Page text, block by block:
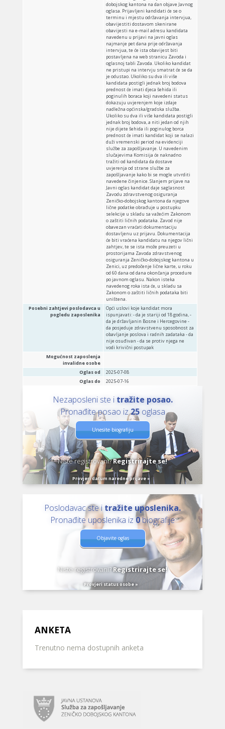
dobojskog kantona na dan objave Javnog
oglasa. Prijavljeni kandidati će se o
terminu i mjestu održavanja intervjua,
obavijestiti dostavom skenirane
obavijesti na e-mail adresu kandidata
navedenu u prijavi na javni oglas
najmanje pet dana prije održavanja
intervjua, te će ista obavijest biti
postavljena na web stranicu Zavoda i
oglasnoj tabli Zavoda. Ukoliko kandidat
ne pristupi na intervju smatrat će se da
je odustao. Ukoliko su dva ili više
kandidata postigli jednak broj bodova
prednost će imati djeca šehida ili
poginulih boraca koji navedeni status
dokazuju uvjerenjem koje izdaje
nadležna općinska/gradska služba.
Ukoliko su dva ili više kandidata postigli
jednak broj bodova, a niti jedan od njih
nije dijete šehida ili poginulog borca
prednost će imati kandidat koji se nalazi
duži vremenski period na evidenciji
službe za zapošljavanje. U navedenim
slučajevima Komisija će naknadno
tražiti od kandidata da dostave
uvjerenja od strane službe za
zapošljavanje kako bi se mogle utvrditi
navedene činjenice. Slanjem prijave na
Javni oglas kandidat daje saglasnost
Zavodu zdravstvenog osiguranja
Zeničko-dobojskog kantona da njegove
lične podatke obrađuje u postupku
selekcije u skladu sa važećim Zakonom
o zaštiti ličnih podataka. Zavod nije
obavezan vraćati dokumentaciju
dostavljenu uz prijavu. Dokumentacija
će biti vraćena kandidatu na njegov lični
zahtjev, te se ista može preuzeti u
prostorijama Zavoda zdravstvenog
osiguranja Zeničko-dobojskog kantona u
Zenici, uz predočenje lične karte, u roku
od 60 dana od dana okončanja procedure
po javnom oglasu. Nakon isteka
navedenog roka ista će, u skladu sa
Zakonom o zaštiti ličnih podataka biti
uništena.
Posebni zahtjevi poslodavca u
pogledu zaposlenika
Opći uslovi koje kandidat mora
ispunjavati: - da je stariji od 18 godina, -
da je državljanin Bosne i Hercegovine -
da posjeduje zdravstvenu sposobnost za
obavljanje poslova i radnih zadataka - da
nije osuđivan - da se protiv njega ne
vodi krivični postupak
Mogućnost zaposlenja
invalidne osobe
Oglas od
2025-07-08
Oglas do
2025-07-16
Nezaposleni ste i tražite posao.
Pronađite posao iz25oglasa
Unesite biografiju
Niste registrovani?Registrirajte se!
Provjeri datum naredne prijave »
Poslodavac ste i tražite uposlenika.
Pronađite uposlenika iz 0biografije
Objavite oglas
Niste registrovani?Registrirajte se!
Provjeri status osobe »
ANKETA
Trenutno nema dostupnih anketa